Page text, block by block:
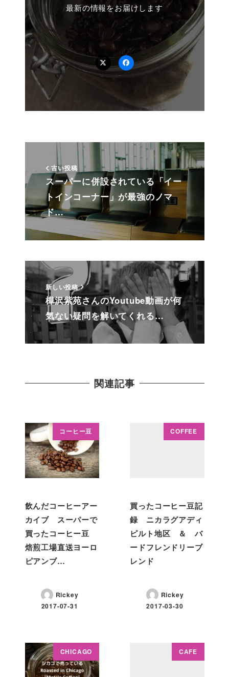
最新の情報をお届けします
TwitterFacebook
古い投稿
スーパーに併設されている「イー
トインコーナー」が最強のノマ
ド…
新しい投稿
樺沢紫苑さんのYoutube動画が何
気ない疑問を解いてくれる…
関連記事
コーヒー豆
飲んだコーヒーアー
カイブ スーパーで
買ったコーヒー豆
焙煎工場直送ヨーロ
ピアンブ…
Rickey
2017-07-31
COFFEE
買ったコーヒー豆記
録 ニカラグアディ
ピルト地区 ＆ バ
ードフレンドリーブ
レンド
Rickey
2017-03-30
CHICAGO CAFE